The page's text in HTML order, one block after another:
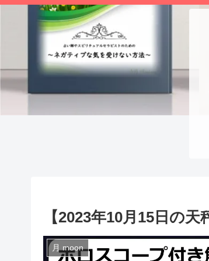
【2023年10月15日の
月 moon